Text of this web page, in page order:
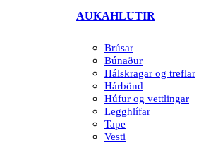
AUKAHLUTIR
Brúsar
Búnaður
Hálskragar og treflar
Hárbönd
Húfur og vettlingar
Legghlífar
Tape
Vesti